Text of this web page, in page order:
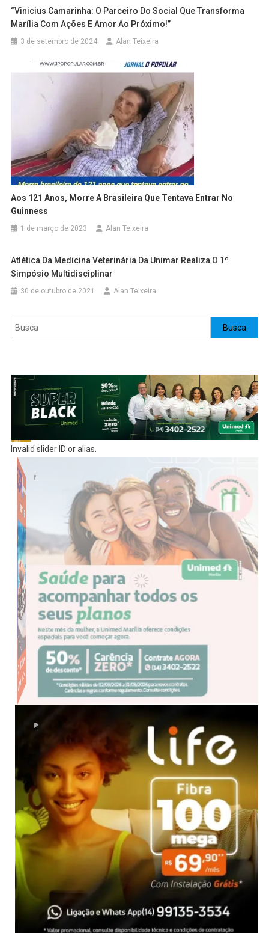
“Vinicius Camarinha: O Parceiro Do Social Que Transforma
Marília Com Ações E Amor Ao Próximo!”
3 de setembro de 2024 Alan Teixeira
Aos 121 Anos, Morre A Brasileira Que Tentava Entrar No
Guinness
1 de março de 2023 Alan Teixeira
Atlética Da Medicina Veterinária Da Unimar Realiza O 1º
Simpósio Multidisciplinar
30 de outubro de 2021 Alan Teixeira
Pesquisar Busca
Invalid slider ID or alias.